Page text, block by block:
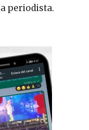
periodista.